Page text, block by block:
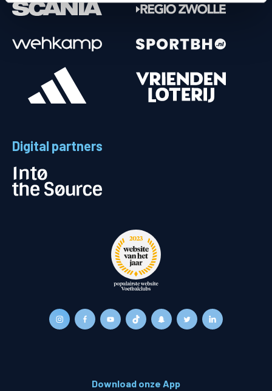
Digital partners
Download onze App